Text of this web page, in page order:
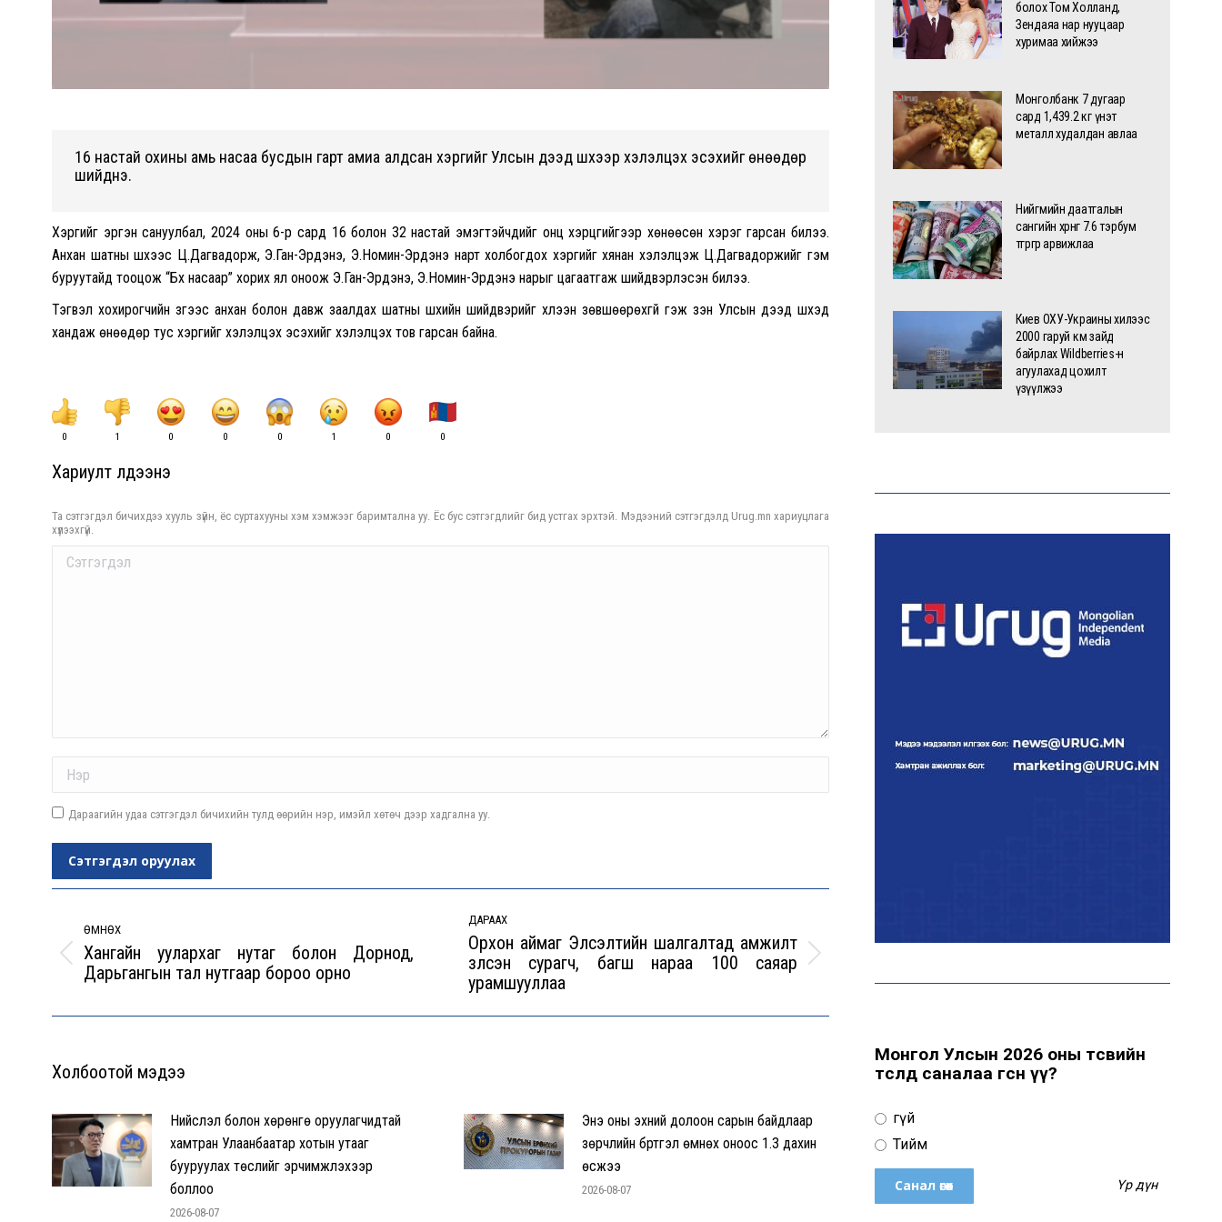
16 настай охины амь насаа бусдын гарт амиа алдсан хэргийг Улсын дээд шүүхээр хэлэлцэх эсэхийг өнөөдөр
шийднэ.
Хэргийг эргэн сануулбал, 2024 оны 6-р сард 16 болон 32 настай эмэгтэйчүүдийг онц хэрцгийгээр хөнөөсөн хэрэг гарсан билээ.
Анхан шатны шүүхээс Ц.Дагвадорж, Э.Ган-Эрдэнэ, Э.Номин-Эрдэнэ нарт холбогдох хэргийг хянан хэлэлцэж Ц.Дагвадоржийг гэм
буруутайд тооцож “Бүх насаар” хорих ял оноож Э.Ган-Эрдэнэ, Э.Номин-Эрдэнэ нарыг цагаатгаж шийдвэрлэсэн билээ.
Тэгвэл хохирогчийн зүгээс анхан болон давж заалдах шатны шүүхийн шийдвэрийг хүлээн зөвшөөрөхгүй гэж үзэн Улсын дээд шүүхэд
хандаж өнөөдөр тус хэргийг хэлэлцэх эсэхийг хэлэлцэх тов гарсан байна.
0 1 0 0 0 1 0 0
Хариулт үлдээнэ үү
Та сэтгэгдэл бичихдээ хууль зүйн, ёс суртахууны хэм хэмжээг баримтална уу. Ёс бус сэтгэгдлийг бид устгах эрхтэй. Мэдээний сэтгэгдэлд Urug.mn хариуцлага
хүлээхгүй.
Comment
Дараагийн удаа сэтгэгдэл бичихийн тулд өөрийн нэр, имэйл хөтөч дээр хадгална уу.
Сэтгэгдэл оруулах
navigation
ӨМНӨХ
Previous
post:
Хангайн уулархаг нутаг болон Дорнод,
Дарьгангын тал нутгаар бороо орно
ДАРААХ
Next
post:
Орхон аймаг Элсэлтийн шалгалтад амжилт
үзүүлсэн сурагч, багш нараа 100 саяар
урамшууллаа
Холбоотой мэдээ
Нийслэл болон хөрөнгө оруулагчидтай
хамтран Улаанбаатар хотын утааг
бууруулах төслийг эрчимжүүлэхээр
боллоо
2026-08-07
Энэ оны эхний долоон сарын байдлаар
зөрчлийн бүртгэл өмнөх оноос 1.3 дахин
өсжээ
2026-08-07
болох Том Холланд,
Зендаяа нар нууцаар
хуримаа хийжээ
Монголбанк 7 дугаар
сард 1,439.2 кг үнэт
металл худалдан авлаа
Нийгмийн даатгалын
сангийн хөрөнгө 7.6 тэрбум
төгрөгөөр арвижлаа
Киев ОХУ-Украины хилээс
2000 гаруй км зайд
байрлах Wildberries-н
агуулахад цохилт
үзүүлжээ
шүүхэд шилжүүлжээ
Шатахууны нийлүүлэлт
Монгол Улсын 2026 оны төсвийн
төсөлд саналаа өгсөн үү?
Үгүй
Тийм
Үр дүн